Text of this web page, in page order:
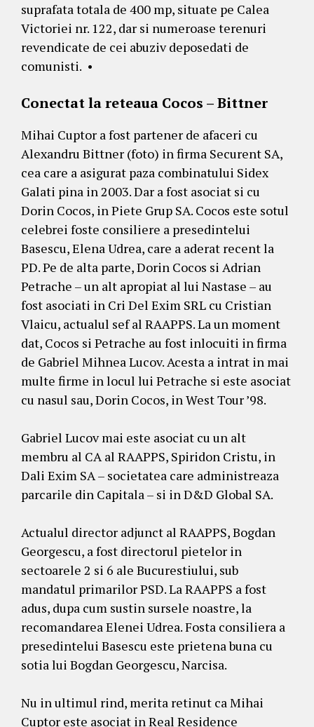
suprafata totala de 400 mp, situate pe Calea
Victoriei nr. 122, dar si numeroase terenuri
revendicate de cei abuziv deposedati de
comunisti. •
Conectat la reteaua Cocos – Bittner
Mihai Cuptor a fost partener de afaceri cu
Alexandru Bittner (foto) in firma Securent SA,
cea care a asigurat paza combinatului Sidex
Galati pina in 2003. Dar a fost asociat si cu
Dorin Cocos, in Piete Grup SA. Cocos este sotul
celebrei foste consiliere a presedintelui
Basescu, Elena Udrea, care a aderat recent la
PD. Pe de alta parte, Dorin Cocos si Adrian
Petrache – un alt apropiat al lui Nastase – au
fost asociati in Cri Del Exim SRL cu Cristian
Vlaicu, actualul sef al RAAPPS. La un moment
dat, Cocos si Petrache au fost inlocuiti in firma
de Gabriel Mihnea Lucov. Acesta a intrat in mai
multe firme in locul lui Petrache si este asociat
cu nasul sau, Dorin Cocos, in West Tour ’98.
Gabriel Lucov mai este asociat cu un alt
membru al CA al RAAPPS, Spiridon Cristu, in
Dali Exim SA – societatea care administreaza
parcarile din Capitala – si in D&D Global SA.
Actualul director adjunct al RAAPPS, Bogdan
Georgescu, a fost directorul pietelor in
sectoarele 2 si 6 ale Bucurestiului, sub
mandatul primarilor PSD. La RAAPPS a fost
adus, dupa cum sustin sursele noastre, la
recomandarea Elenei Udrea. Fosta consiliera a
presedintelui Basescu este prietena buna cu
sotia lui Bogdan Georgescu, Narcisa.
Nu in ultimul rind, merita retinut ca Mihai
Cuptor este asociat in Real Residence